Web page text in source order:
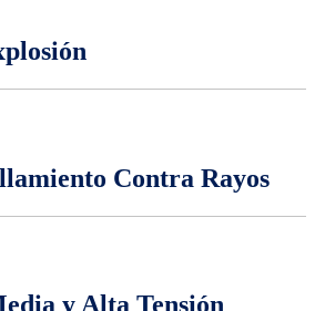
Contra Rayos
y Alta Tensión